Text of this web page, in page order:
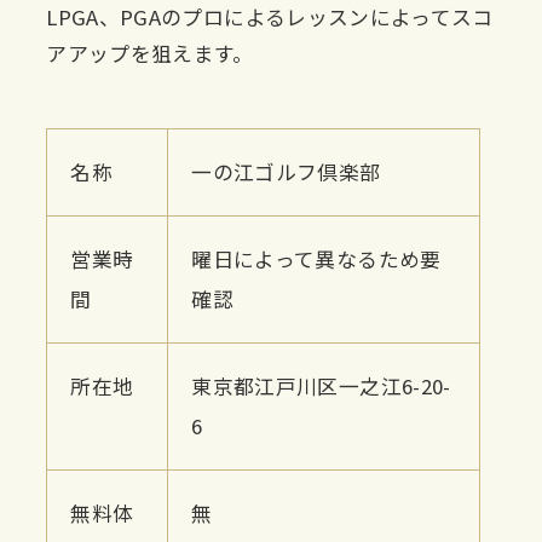
LPGA、PGAのプロによるレッスンによってスコ
アアップを狙えます。
名称 一の江ゴルフ倶楽部
営業時
間
曜日によって異なるため要
確認
所在地
東京都江戸川区一之江6-20-
6
無料体
無